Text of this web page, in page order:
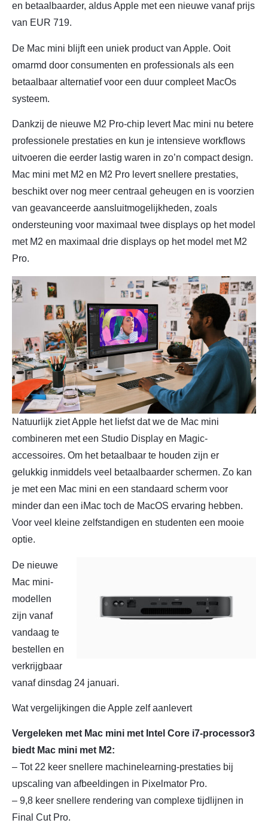
en betaalbaarder, aldus Apple met een nieuwe vanaf prijs
van EUR 719.
De Mac mini blijft een uniek product van Apple. Ooit
omarmd door consumenten en professionals als een
betaalbaar alternatief voor een duur compleet MacOs
systeem.
Dankzij de nieuwe M2 Pro-chip levert Mac mini nu betere
professionele prestaties en kun je intensieve workflows
uitvoeren die eerder lastig waren in zo’n compact design.
Mac mini met M2 en M2 Pro levert snellere prestaties,
beschikt over nog meer centraal geheugen en is voorzien
van geavanceerde aansluitmogelijkheden, zoals
ondersteuning voor maximaal twee displays op het model
met M2 en maximaal drie displays op het model met M2
Pro.
Natuurlijk ziet Apple het liefst dat we de Mac mini
combineren met een Studio Display en Magic-
accessoires. Om het betaalbaar te houden zijn er
gelukkig inmiddels veel betaalbaarder schermen. Zo kan
je met een Mac mini en een standaard scherm voor
minder dan een iMac toch de MacOS ervaring hebben.
Voor veel kleine zelfstandigen en studenten een mooie
optie.
De nieuwe
Mac mini-
modellen
zijn vanaf
vandaag te
bestellen en
verkrijgbaar
vanaf dinsdag 24 januari.
Wat vergelijkingen die Apple zelf aanlevert
Vergeleken met Mac mini met Intel Core i7-processor3
biedt Mac mini met M2:
– Tot 22 keer snellere machinelearning-prestaties bij
upscaling van afbeeldingen in Pixelmator Pro.
– 9,8 keer snellere rendering van complexe tijdlijnen in
Final Cut Pro.